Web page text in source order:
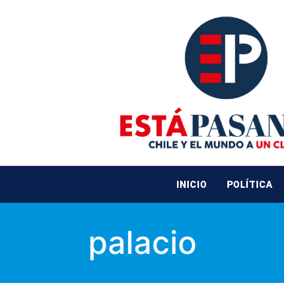
INICIO POLÍTICA
palacio